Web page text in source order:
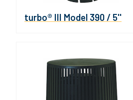
turbo® III Model 390 / 5''